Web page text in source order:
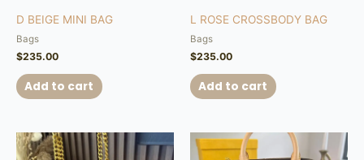
D BEIGE MINI BAG
Bags
$235.00
Add to cart
L ROSE CROSSBODY BAG
Bags
$235.00
Add to cart